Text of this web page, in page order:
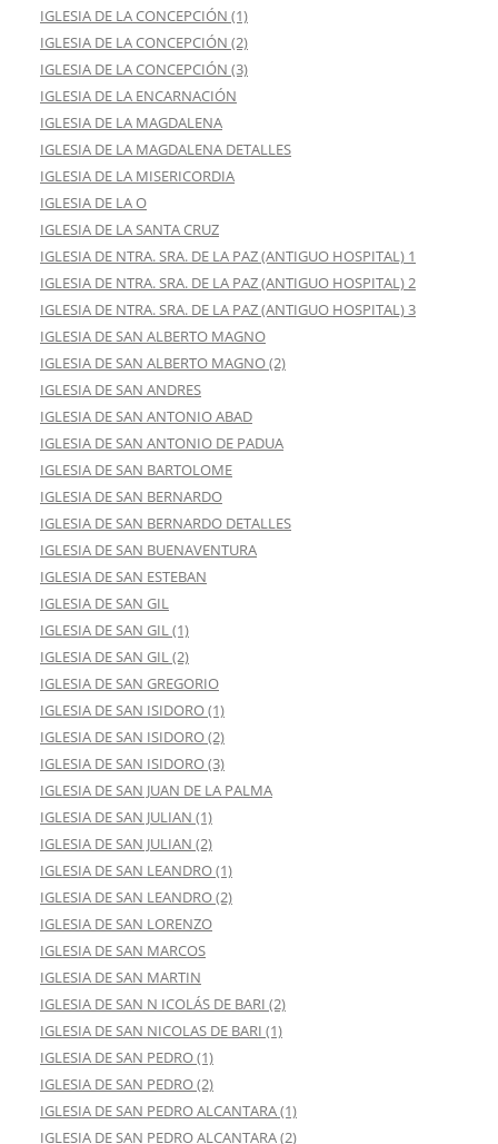
IGLESIA DE LA CONCEPCIÓN (1)
IGLESIA DE LA CONCEPCIÓN (2)
IGLESIA DE LA CONCEPCIÓN (3)
IGLESIA DE LA ENCARNACIÓN
IGLESIA DE LA MAGDALENA
IGLESIA DE LA MAGDALENA DETALLES
IGLESIA DE LA MISERICORDIA
IGLESIA DE LA O
IGLESIA DE LA SANTA CRUZ
IGLESIA DE NTRA. SRA. DE LA PAZ (ANTIGUO HOSPITAL) 1
IGLESIA DE NTRA. SRA. DE LA PAZ (ANTIGUO HOSPITAL) 2
IGLESIA DE NTRA. SRA. DE LA PAZ (ANTIGUO HOSPITAL) 3
IGLESIA DE SAN ALBERTO MAGNO
IGLESIA DE SAN ALBERTO MAGNO (2)
IGLESIA DE SAN ANDRES
IGLESIA DE SAN ANTONIO ABAD
IGLESIA DE SAN ANTONIO DE PADUA
IGLESIA DE SAN BARTOLOME
IGLESIA DE SAN BERNARDO
IGLESIA DE SAN BERNARDO DETALLES
IGLESIA DE SAN BUENAVENTURA
IGLESIA DE SAN ESTEBAN
IGLESIA DE SAN GIL
IGLESIA DE SAN GIL (1)
IGLESIA DE SAN GIL (2)
IGLESIA DE SAN GREGORIO
IGLESIA DE SAN ISIDORO (1)
IGLESIA DE SAN ISIDORO (2)
IGLESIA DE SAN ISIDORO (3)
IGLESIA DE SAN JUAN DE LA PALMA
IGLESIA DE SAN JULIAN (1)
IGLESIA DE SAN JULIAN (2)
IGLESIA DE SAN LEANDRO (1)
IGLESIA DE SAN LEANDRO (2)
IGLESIA DE SAN LORENZO
IGLESIA DE SAN MARCOS
IGLESIA DE SAN MARTIN
IGLESIA DE SAN N ICOLÁS DE BARI (2)
IGLESIA DE SAN NICOLAS DE BARI (1)
IGLESIA DE SAN PEDRO (1)
IGLESIA DE SAN PEDRO (2)
IGLESIA DE SAN PEDRO ALCANTARA (1)
IGLESIA DE SAN PEDRO ALCANTARA (2)